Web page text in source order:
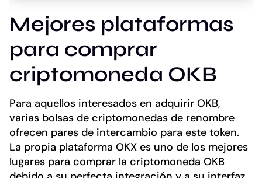
Mejores plataformas
para comprar
criptomoneda OKB
Para aquellos interesados en adquirir OKB,
varias bolsas de criptomonedas de renombre
ofrecen pares de intercambio para este token.
La propia plataforma OKX es uno de los mejores
lugares para comprar la criptomoneda OKB